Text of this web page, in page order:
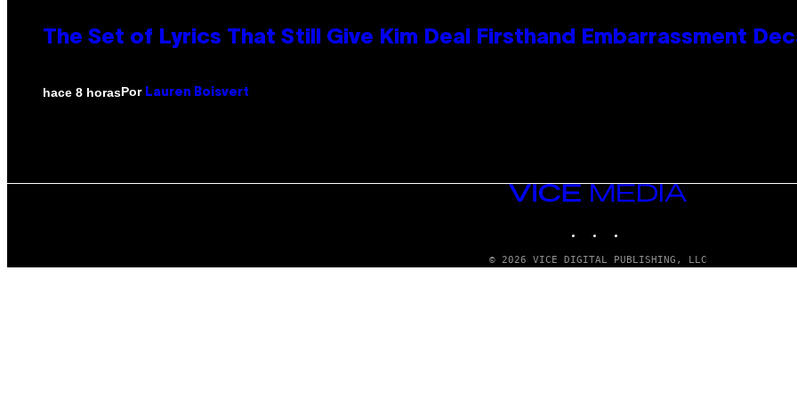
The Set of Lyrics That Still Give Kim Deal Firsthand Embarrassment
hace 8 horasPor Lauren Boisvert
VICE
© 2026 VICE DIGITAL PUBLISHING, LLC